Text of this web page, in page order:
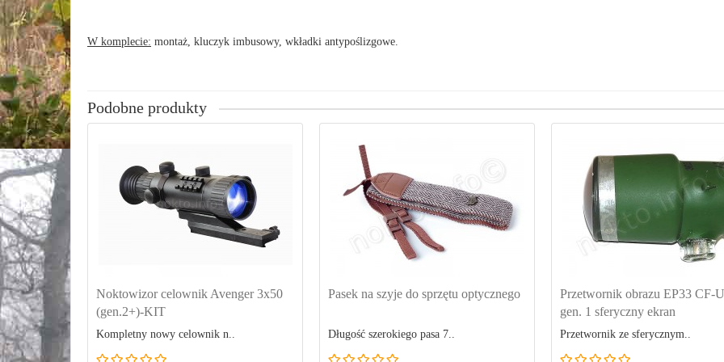
W komplecie: montaż, kluczyk imbusowy, wkładki antypoślizgowe.
Podobne produkty
Noktowizor celownik Avenger 3x50
(gen.2+)-KIT
Kompletny nowy celownik n..
Pasek na szyje do sprzętu optycznego
Długość szerokiego pasa 7..
Przetwornik obrazu EP33 CF-
gen. 1 sferyczny ekran
Przetwornik ze sferycznym..